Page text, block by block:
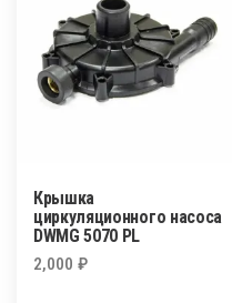
Крышка
циркуляционного насоса
DWMG 5070 PL
2,000 ₽